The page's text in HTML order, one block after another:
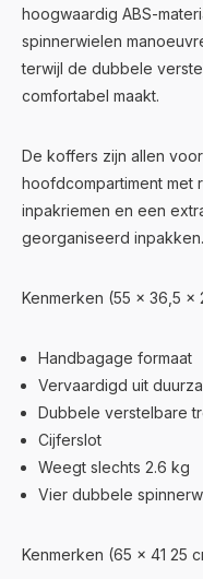
hoogwaardig ABS-
spinnerwielen
terwijl de dubbele
comfortabel maakt.
De koffers zijn allen
hoofdcompartiment met
inpakriemen en een
georganiseerd inpakken.
Kenmerken (55 x 36,5 x
Handbagage formaat
Vervaardigd uit
Dubbele verstelbare
Cijferslot
Weegt slechts 2.6 kg
Vier dubbele
Kenmerken (65 x 41 25